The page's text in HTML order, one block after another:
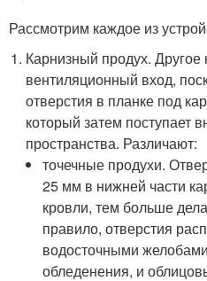
Рассмотрим каждое из
Карнизный продух.
вентиляционный вход,
отверстия в планке под
который затем поступает
пространства. Различают:
точечные продухи.
25 мм в нижней части
кровли, тем больше
правило, отверстия
водосточными
обледенения, и